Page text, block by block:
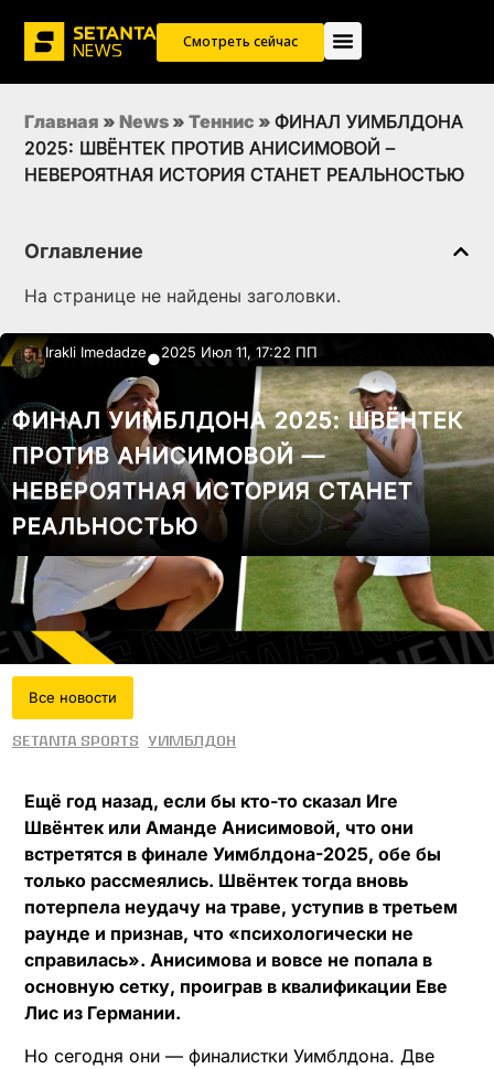
Смотреть сейчас
Главная » News » Теннис » ФИНАЛ УИМБЛДОНА
2025: ШВЁНТЕК ПРОТИВ АНИСИМОВОЙ –
НЕВЕРОЯТНАЯ ИСТОРИЯ СТАНЕТ РЕАЛЬНОСТЬЮ
Оглавление
На странице не найдены заголовки.
Irakli Imedadze●2025 Июл 11, 17:22 ПП
ФИНАЛ УИМБЛДОНА 2025: ШВЁНТЕК
ПРОТИВ АНИСИМОВОЙ —
НЕВЕРОЯТНАЯ ИСТОРИЯ СТАНЕТ
РЕАЛЬНОСТЬЮ
Все новости
Setanta Sports Уимблдон
Ещё год назад, если бы кто-то сказал Иге
Швёнтек или Амандe Анисимовой, что они
встретятся в финале Уимблдона-2025, обе бы
только рассмеялись. Швёнтек тогда вновь
потерпела неудачу на траве, уступив в третьем
раунде и признав, что «психологически не
справилась». Анисимова и вовсе не попала в
основную сетку, проиграв в квалификации Еве
Лис из Германии.
Но сегодня они — финалистки Уимблдона. Две